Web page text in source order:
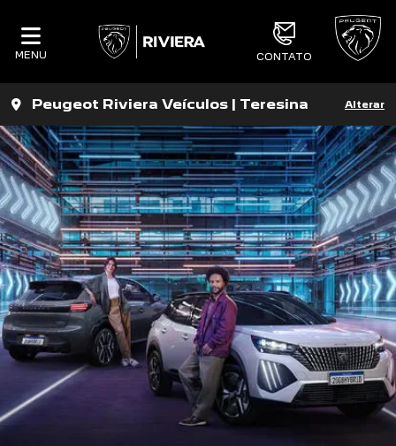
MENU CONTATO
Peugeot Riviera Veículos | Teresina Alterar